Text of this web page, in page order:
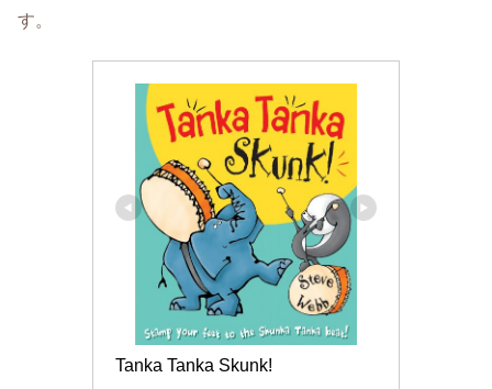
す。
Tanka Tanka Skunk!